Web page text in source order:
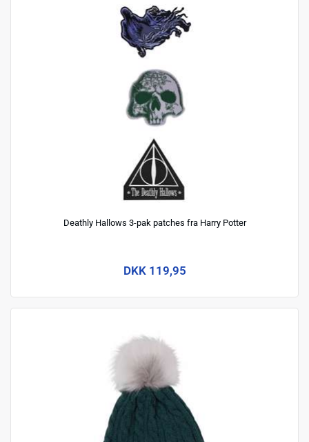
Deathly Hallows 3-pak patches fra Harry Potter
DKK 119,95